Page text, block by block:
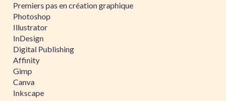
Premiers pas en création graphique
Photoshop
Illustrator
InDesign
Digital Publishing
Affinity
Gimp
Canva
Inkscape